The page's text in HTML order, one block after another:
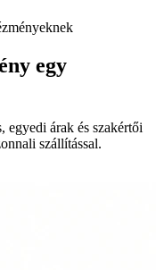
egy
egyedi árak és szakértői
szállítással.